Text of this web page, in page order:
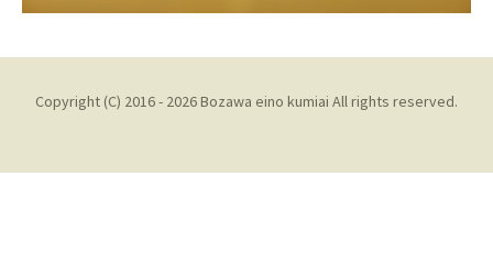
Copyright (C) 2016 - 2026 Bozawa eino kumiai All rights reserved.